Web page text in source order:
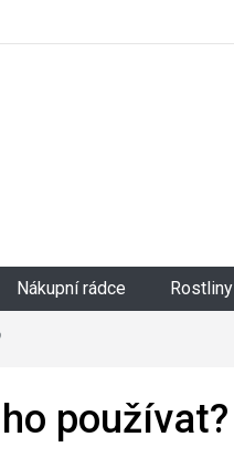
Nákupní rádce Rostliny
používat?